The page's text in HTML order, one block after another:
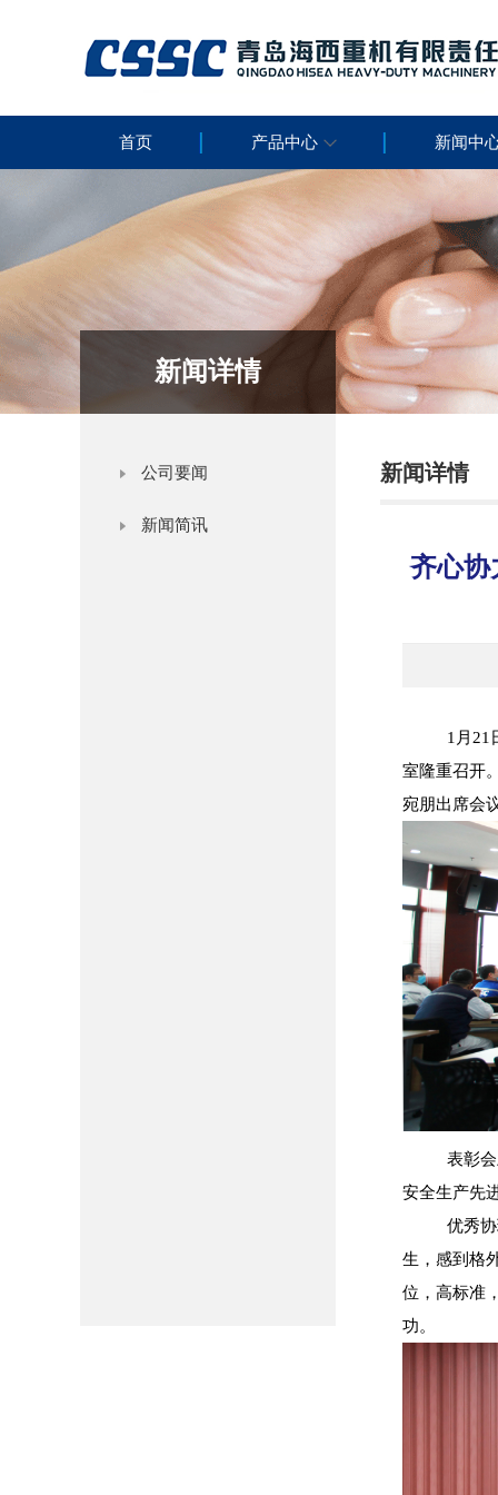
首页 产品中心 新闻中
新闻详情
公司要闻
新闻简讯
新闻详情
齐心
1月21
室隆重召开
宛朋出席会
表彰
安全生产先
优秀
生，感到格
位，高标准
功。